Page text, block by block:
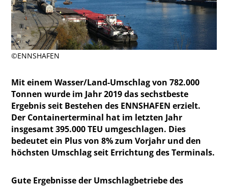
©ENNSHAFEN
Mit einem Wasser/Land-Umschlag von 782.000
Tonnen wurde im Jahr 2019 das sechstbeste
Ergebnis seit Bestehen des ENNSHAFEN erzielt.
Der Containerterminal hat im letzten Jahr
insgesamt 395.000 TEU umgeschlagen. Dies
bedeutet ein Plus von 8% zum Vorjahr und den
höchsten Umschlag seit Errichtung des Terminals.
Gute Ergebnisse der Umschlagbetriebe des